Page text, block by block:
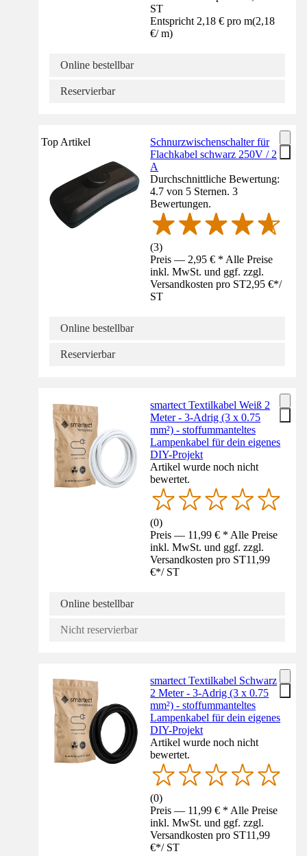
ST
Entspricht 2,18 € pro m(2,18
€/ m)
Online bestellbar
Reservierbar
Top Artikel
Schnurzwischenschalter für
Flachkabel schwarz 250V / 2
A
Durchschnittliche Bewertung:
4.7 von 5 Sternen. 3
Bewertungen.
(3)
Preis — 2,95 € * Alle Preise
inkl. MwSt. und ggf. zzgl.
Versandkosten pro ST2,95 €*/
ST
Online bestellbar
Reservierbar
smartect Textilkabel Weiß 2
Meter - 3-Adrig (3 x 0.75
mm²) - stoffummanteltes
Lampenkabel für dein eigenes
DIY-Projekt
Artikel wurde noch nicht
bewertet.
(0)
Preis — 11,99 € * Alle Preise
inkl. MwSt. und ggf. zzgl.
Versandkosten pro ST11,99
€*/ ST
Online bestellbar
Nicht reservierbar
smartect Textilkabel Schwarz
2 Meter - 3-Adrig (3 x 0.75
mm²) - stoffummanteltes
Lampenkabel für dein eigenes
DIY-Projekt
Artikel wurde noch nicht
bewertet.
(0)
Preis — 11,99 € * Alle Preise
inkl. MwSt. und ggf. zzgl.
Versandkosten pro ST11,99
€*/ ST